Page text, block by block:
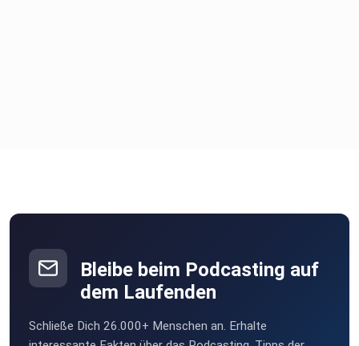
Bleibe beim Podcasting auf
dem Laufenden
Schließe Dich 26.000+ Menschen an. Erhalte